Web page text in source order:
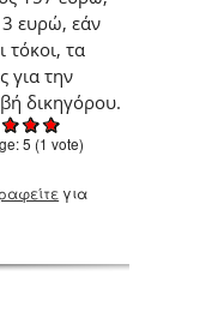
ευρώ, εάν
τόκοι, τα
για την
δικηγόρου.
5 (1 vote)
για